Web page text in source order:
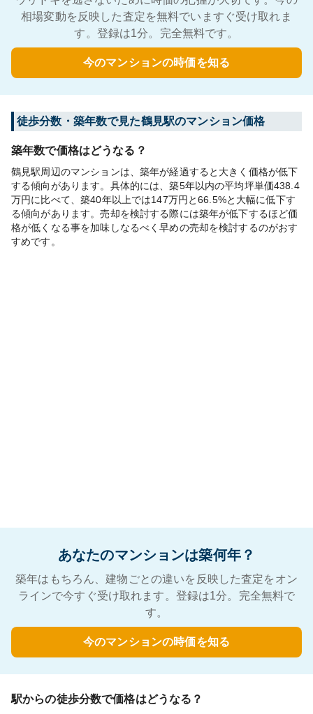
相場変動を反映した査定を無料でいますぐ受け取れま
す。登録は1分。完全無料です。
今のマンションの時価を知る
徒歩分数・築年数で見た鶴見駅のマンション価格
築年数で価格はどうなる？
鶴見駅周辺のマンションは、築年が経過すると大きく価格が低下
する傾向があります。具体的には、築5年以内の平均坪単価438.4
万円に比べて、築40年以上では147万円と66.5%と大幅に低下す
る傾向があります。売却を検討する際には築年が低下するほど価
格が低くなる事を加味しなるべく早めの売却を検討するのがおす
すめです。
あなたのマンションは築何年？
築年はもちろん、建物ごとの違いを反映した査定をオン
ラインで今すぐ受け取れます。登録は1分。完全無料で
す。
今のマンションの時価を知る
駅からの徒歩分数で価格はどうなる？